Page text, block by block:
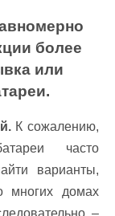
более
или
К сожалению,
часто
варианты,
многих домах
–